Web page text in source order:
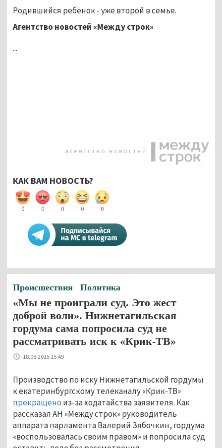
Родившийся ребёнок - уже второй в семье.
Агентство новостей «Между строк»
...
КАК ВАМ НОВОСТЬ?
0 0 0 0 0
Происшествия Политика
«Мы не проиграли суд. Это жест
доброй воли». Нижнетагильская
гордума сама попросила суд не
рассматривать иск к «Крик-ТВ»
18.08.2015 15:49
Производство по иску Нижнетагильской гордумы
к екатеринбургскому телеканалу «Крик-ТВ»
прекращено из-за ходатайства заявителя. Как
рассказал АН «Между строк» руководитель
аппарата парламента Валерий Зябочкин, гордума
«воспользовалась своим правом» и попросила суд